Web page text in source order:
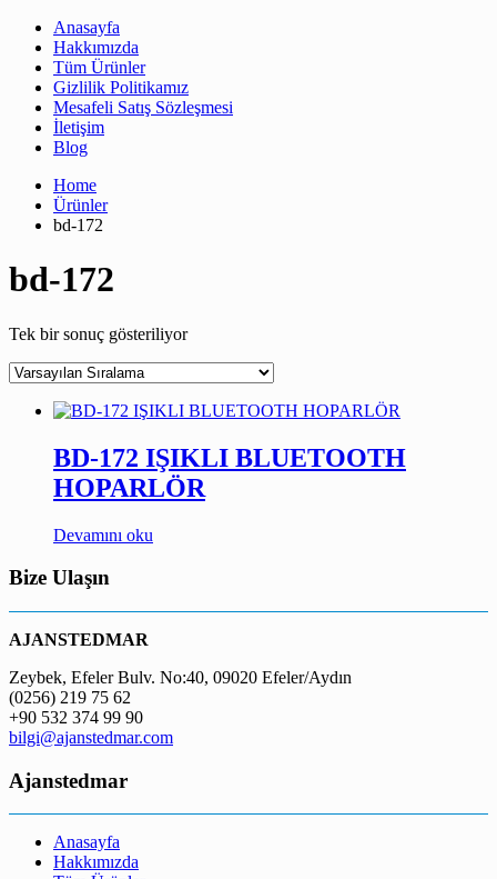
Anasayfa
Hakkımızda
Tüm Ürünler
Gizlilik Politikamız
Mesafeli Satış Sözleşmesi
İletişim
Blog
Home
Ürünler
bd-172
bd-172
Tek bir sonuç gösteriliyor
BD-172 IŞIKLI BLUETOOTH
HOPARLÖR
Devamını oku
Bize Ulaşın
AJANSTEDMAR
Zeybek, Efeler Bulv. No:40, 09020 Efeler/Aydın
(0256) 219 75 62
+90 532 374 99 90
bilgi@ajanstedmar.com
Ajanstedmar
Anasayfa
Hakkımızda